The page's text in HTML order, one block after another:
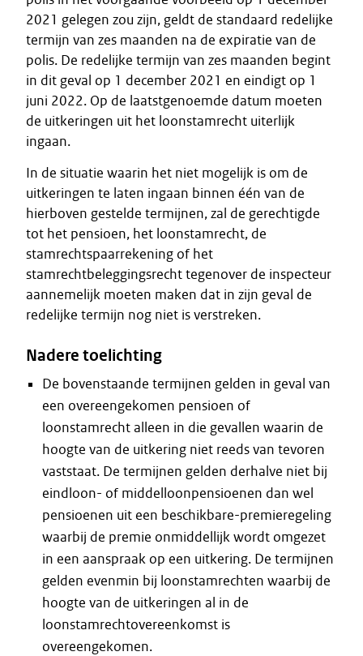
2021 gelegen zou zijn, geldt de standaard redelijke
termijn van zes maanden na de expiratie van de
polis. De redelijke termijn van zes maanden begint
in dit geval op 1 december 2021 en eindigt op 1
juni 2022. Op de laatstgenoemde datum moeten
de uitkeringen uit het loonstamrecht uiterlijk
ingaan.
In de situatie waarin het niet mogelijk is om de
uitkeringen te laten ingaan binnen één van de
hierboven gestelde termijnen, zal de gerechtigde
tot het pensioen, het loonstamrecht, de
stamrechtspaarrekening of het
stamrechtbeleggingsrecht tegenover de inspecteur
aannemelijk moeten maken dat in zijn geval de
redelijke termijn nog niet is verstreken.
Nadere toelichting
De bovenstaande termijnen gelden in geval van
een overeengekomen pensioen of
loonstamrecht alleen in die gevallen waarin de
hoogte van de uitkering niet reeds van tevoren
vaststaat. De termijnen gelden derhalve niet bij
eindloon- of middelloonpensioenen dan wel
pensioenen uit een beschikbare-premieregeling
waarbij de premie onmiddellijk wordt omgezet
in een aanspraak op een uitkering. De termijnen
gelden evenmin bij loonstamrechten waarbij de
hoogte van de uitkeringen al in de
loonstamrechtovereenkomst is
overeengekomen.